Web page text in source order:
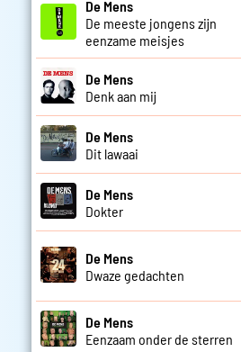
De Mens
De meeste jongens zijn
eenzame meisjes
De Mens
Denk aan mij
De Mens
Dit lawaai
De Mens
Dokter
De Mens
Dwaze gedachten
De Mens
Eenzaam onder de sterren